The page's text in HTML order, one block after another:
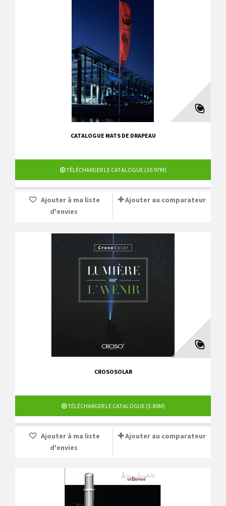
CATALOGUE MATS DE DRAPEAU
TÉLÉCHARGER LE CATALOGUE (10.97M)
Ajouter à ma liste
d'envies
Ajouter au comparateur
CROSOSOLAR
TÉLÉCHARGER LE CATALOGUE (3.85M)
Ajouter à ma liste
d'envies
Ajouter au comparateur